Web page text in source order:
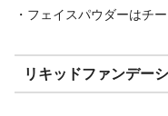
・フェイスパウダーはチ
リキッドファンデー